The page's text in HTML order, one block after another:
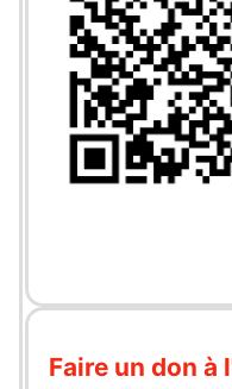
Faire un don à